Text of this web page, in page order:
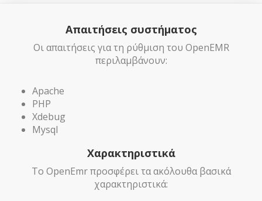
Απαιτήσεις συστήματος
Οι απαιτήσεις για τη ρύθμιση του OpenEMR
περιλαμβάνουν:
Apache
PHP
Xdebug
Mysql
Χαρακτηριστικά
Το OpenEmr προσφέρει τα ακόλουθα βασικά
χαρακτηριστικά: